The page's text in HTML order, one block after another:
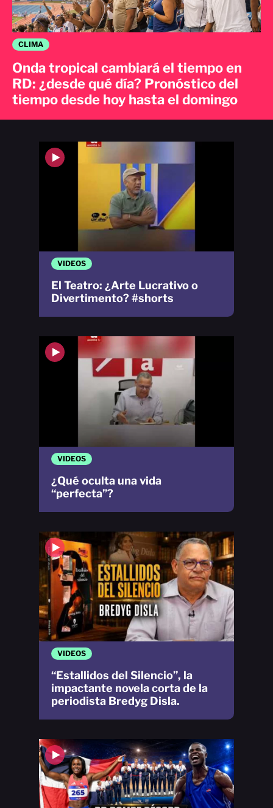
CLIMA
Onda tropical cambiará el tiempo en
RD: ¿desde qué día? Pronóstico del
tiempo desde hoy hasta el domingo
VIDEOS
“Estallidos del Silencio”, la
impactante novela corta de la
periodista Bredyg Disla.
VIDEOS
¿Qué oculta una vida
“perfecta”?
VIDEOS
El Teatro: ¿Arte Lucrativo o
Divertimento? #shorts